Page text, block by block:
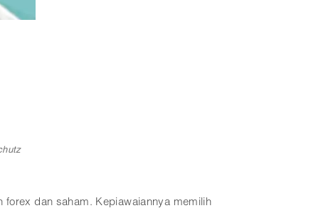
dan saham. Kepiawaiannya memilih